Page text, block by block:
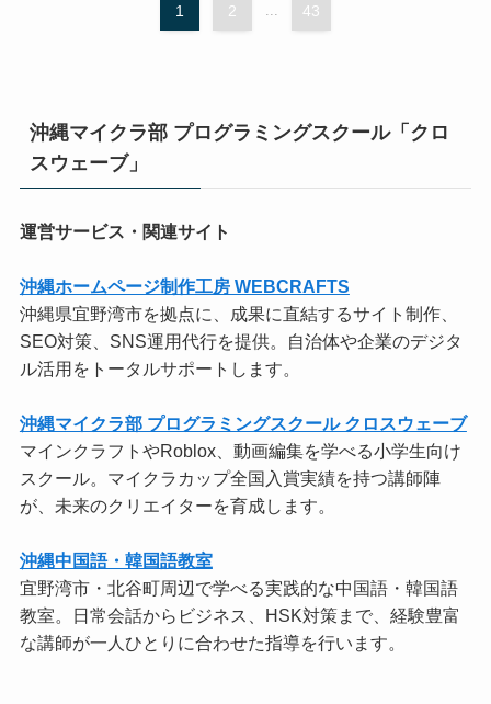
1 2 43
沖縄マイクラ部 プログラミングスクール「クロ
スウェーブ」
運営サービス・関連サイト
沖縄ホームページ制作工房 WEBCRAFTS
沖縄県宜野湾市を拠点に、成果に直結するサイト制作、
SEO対策、SNS運用代行を提供。自治体や企業のデジタ
ル活用をトータルサポートします。
沖縄マイクラ部 プログラミングスクール クロスウェーブ
マインクラフトやRoblox、動画編集を学べる小学生向け
スクール。マイクラカップ全国入賞実績を持つ講師陣
が、未来のクリエイターを育成します。
沖縄中国語・韓国語教室
宜野湾市・北谷町周辺で学べる実践的な中国語・韓国語
教室。日常会話からビジネス、HSK対策まで、経験豊富
な講師が一人ひとりに合わせた指導を行います。